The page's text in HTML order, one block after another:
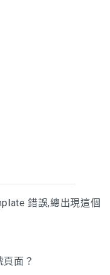
錯誤,總出現這個
面？